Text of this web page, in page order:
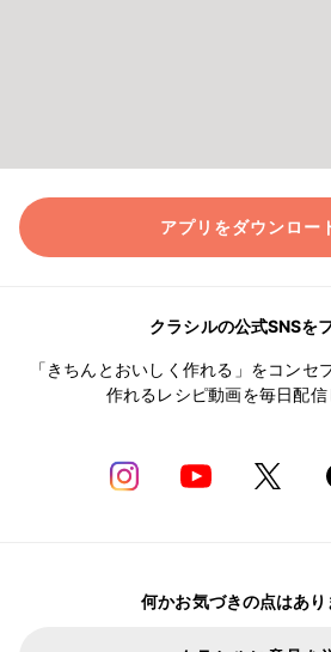
アプリをダウンロー
クラシルの公式SNSを
「きちんとおいしく作れる」をコンセ
作れるレシピ動画を毎日配信
何かお気づきの点はあり